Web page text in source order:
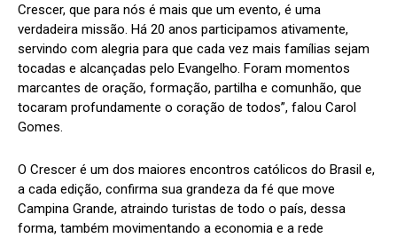
Crescer, que para nós é mais que um evento, é uma
verdadeira missão. Há 20 anos participamos ativamente,
servindo com alegria para que cada vez mais famílias sejam
tocadas e alcançadas pelo Evangelho. Foram momentos
marcantes de oração, formação, partilha e comunhão, que
tocaram profundamente o coração de todos”, falou Carol
Gomes.
O Crescer é um dos maiores encontros católicos do Brasil e,
a cada edição, confirma sua grandeza da fé que move
Campina Grande, atraindo turistas de todo o país, dessa
forma, também movimentando a economia e a rede